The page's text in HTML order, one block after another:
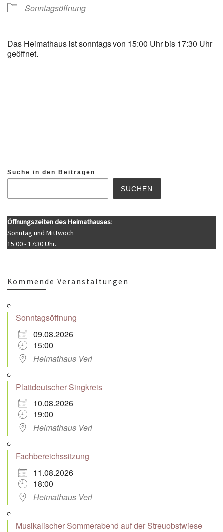
Sonntagsöffnung
Das Heimathaus ist sonntags von 15:00 Uhr bis 17:30 Uhr
geöffnet.
Suche in den Beiträgen
SUCHEN
Öffnungszeiten des Heimathauses:
Sonntag und Mittwoch
15:00 - 17:30 Uhr.
Kommende Veranstaltungen
Sonntagsöffnung
09.08.2026
15:00
Heimathaus Verl
Plattdeutscher Singkreis
10.08.2026
19:00
Heimathaus Verl
Fachbereichssitzung
11.08.2026
18:00
Heimathaus Verl
Musikalischer Sommerabend auf der Streuobstwiese